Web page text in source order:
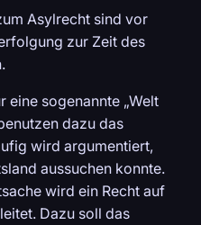
Asylrecht sind vor
zur Zeit des
eine sogenannte „Welt
dazu das
wird argumentiert,
aussuchen konnte.
wird ein Recht auf
Dazu soll das